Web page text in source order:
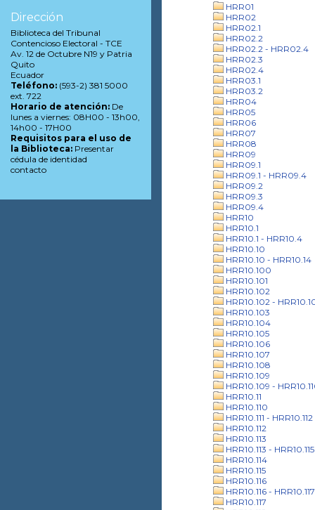
HRR01
HRR02
HRR02.1
HRR02.2
HRR02.2 - HRR02.4
HRR02.3
HRR02.4
HRR03.1
HRR03.2
HRR04
HRR05
HRR06
HRR07
HRR08
HRR09
HRR09.1
HRR09.1 - HRR09.4
HRR09.2
HRR09.3
HRR09.4
HRR10
HRR10.1
HRR10.1 - HRR10.4
HRR10.10
HRR10.10 - HRR10.14
HRR10.100
HRR10.101
HRR10.102
HRR10.102 -
HRR10.103
HRR10.104
HRR10.105
HRR10.106
HRR10.107
HRR10.108
HRR10.109
HRR10.109 -
HRR10.11
HRR10.110
HRR10.111 - HRR10.112
HRR10.112
HRR10.113
HRR10.113 - HRR10.115
HRR10.114
HRR10.115
HRR10.116
HRR10.116 - HRR10.117
HRR10.117
Dirección
Biblioteca del Tribunal
Contencioso Electoral - TCE
Av. 12 de Octubre N19 y Patria
Quito
Ecuador
Teléfono: (593-2) 381 5000
ext. 722
Horario de atención: De
lunes a viernes: 08H00 - 13h00,
14h00 - 17H00
Requisitos para el uso de
la Biblioteca: Presentar
cédula de identidad
contacto